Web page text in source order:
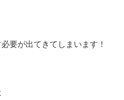
必要が出てきてしまいます！